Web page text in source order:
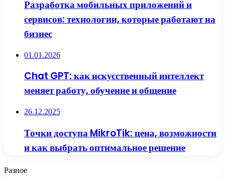
Разработка мобильных приложений и
сервисов: технологии, которые работают на
бизнес
01.01.2026
Chat GPT: как искусственный интеллект
меняет работу, обучение и общение
26.12.2025
Точки доступа MikroTik: цена, возможности
и как выбрать оптимальное решение
Разное